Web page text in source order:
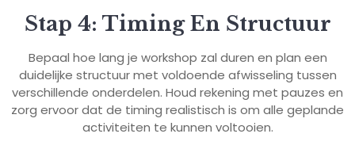
Stap 4: Timing En Structuur
Bepaal hoe lang je workshop zal duren en plan een
duidelijke structuur met voldoende afwisseling tussen
verschillende onderdelen. Houd rekening met pauzes en
zorg ervoor dat de timing realistisch is om alle geplande
activiteiten te kunnen voltooien.